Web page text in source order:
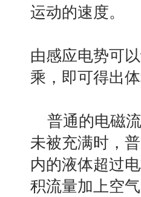
运动的速度。
由感应电势可
乘，即可得出
普通的电磁流
未被充满时，
内的液体超过
积流量加上空